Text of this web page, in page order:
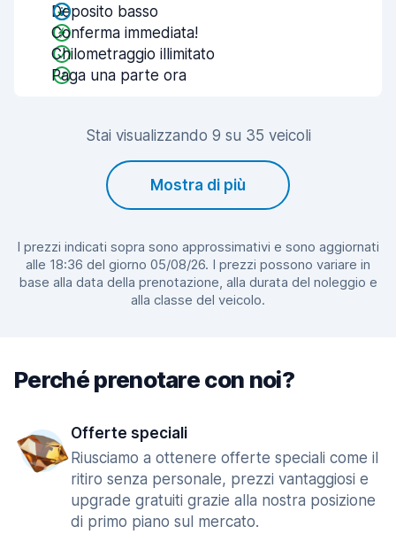
Deposito basso
Conferma immediata!
Chilometraggio illimitato
Paga una parte ora
Stai visualizzando 9 su 35 veicoli
Mostra di più
I prezzi indicati sopra sono approssimativi e sono aggiornati
alle 18:36 del giorno 05/08/26. I prezzi possono variare in
base alla data della prenotazione, alla durata del noleggio e
alla classe del veicolo.
Perché prenotare con noi?
Offerte speciali
Riusciamo a ottenere offerte speciali come il
ritiro senza personale, prezzi vantaggiosi e
upgrade gratuiti grazie alla nostra posizione
di primo piano sul mercato.